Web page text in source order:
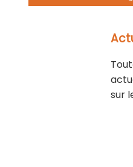
sur